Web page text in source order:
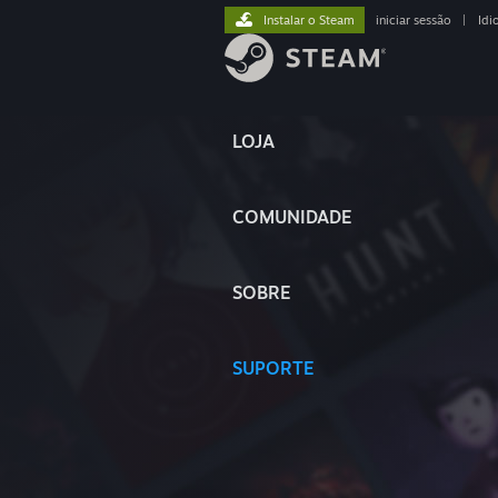
LOJA
COMUNIDADE
SOBRE
SUPORTE
Instalar o Steam iniciar sessão